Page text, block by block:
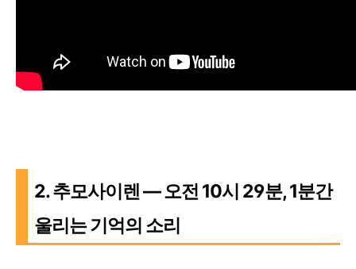
2. 추모사이렌 — 오전 10시 29분, 1분간
울리는 기억의 소리